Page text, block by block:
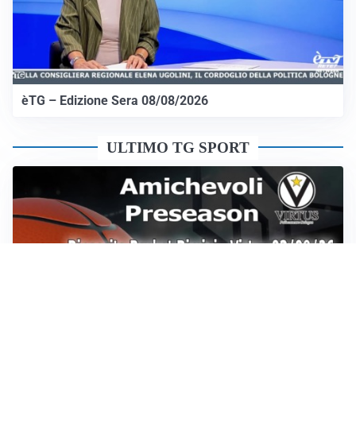
èTG – Edizione Sera 08/08/2026
ULTIMO TG SPORT